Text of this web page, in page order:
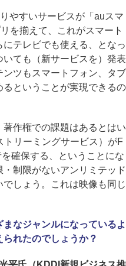
やすいサービスが「auスマ
を揃えて、これがスマート
テレビでも使える、となっ
ても（新サービスを）発表
ツもスマートフォン、タブ
ということが実現できるの
作権での課題はあるとはい
トリーミングサービス）がF
確保する、ということにな
制限がないアンリミテッド
しょう。これは映像も同じ
なジャンルになっているよ
れたのでしょうか？